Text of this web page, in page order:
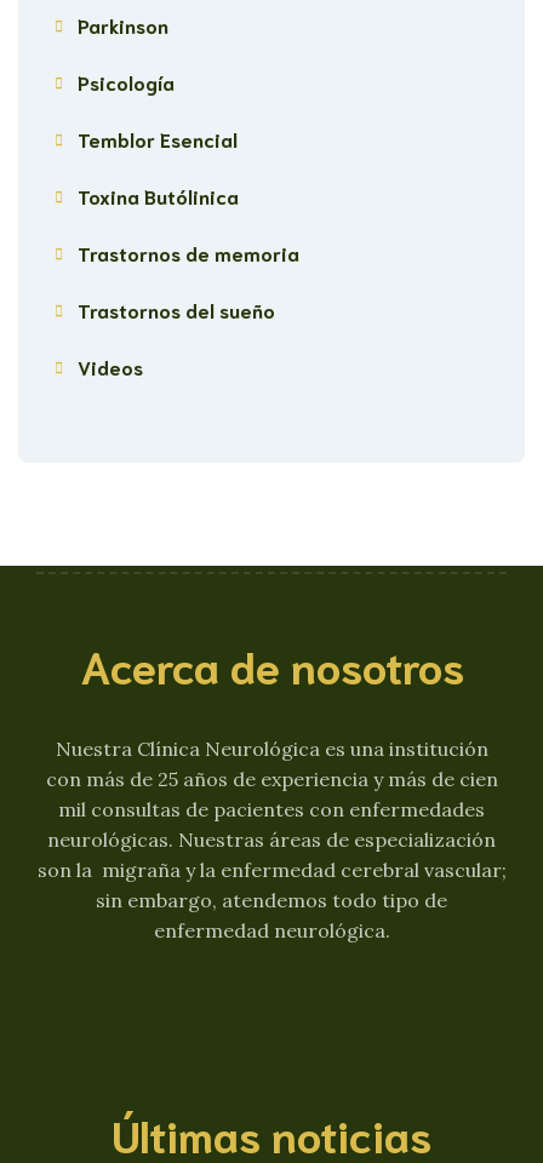
Parkinson
Psicología
Temblor Esencial
Toxina Butólinica
Trastornos de memoria
Trastornos del sueño
Videos
Acerca de nosotros
Nuestra Clínica Neurológica es una institución
con más de 25 años de experiencia y más de cien
mil consultas de pacientes con enfermedades
neurológicas. Nuestras áreas de especialización
son la migraña y la enfermedad cerebral vascular;
sin embargo, atendemos todo tipo de
enfermedad neurológica.
Últimas noticias